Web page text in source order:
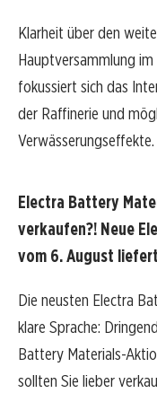
Klarheit über den
Hauptversammlung
fokussiert sich das
der Raffinerie und
Verwässerungseffekte.
Electra Battery
verkaufen?! Neue
vom 6. August
Die neusten Electra
klare Sprache:
Battery Materials-
sollten Sie lieber